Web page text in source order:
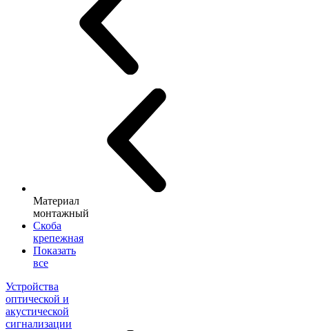
Материал
монтажный
Скоба
крепежная
Показать
все
Устройства
оптической и
акустической
сигнализации